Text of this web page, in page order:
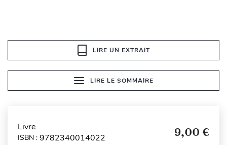
LIRE UN EXTRAIT
LIRE LE SOMMAIRE
Livre
ISBN : 9782340014022 9,00 €